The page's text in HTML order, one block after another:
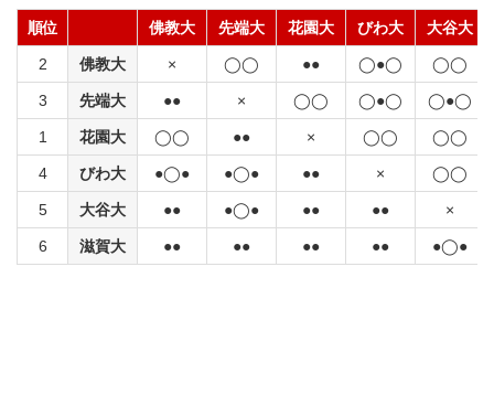
順位 佛教大 先端大 花園大 びわ大 大谷大
2 佛教大 × ◯◯ ●● ◯●◯ ◯◯
3 先端大 ●● × ◯◯ ◯●◯ ◯●◯
1 花園大 ◯◯ ●● × ◯◯ ◯◯
4 びわ大 ●◯● ●◯● ●● × ◯◯
5 大谷大 ●● ●◯● ●● ●● ×
6 滋賀大 ●● ●● ●● ●● ●◯●